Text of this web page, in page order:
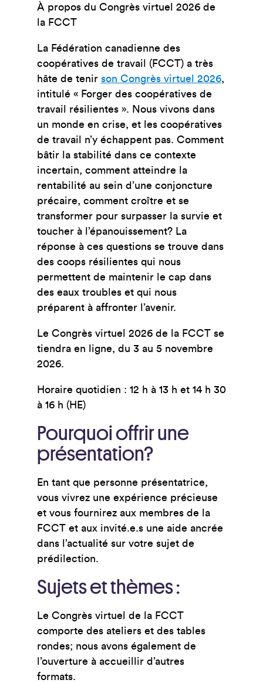
À propos du Congrès virtuel 2026 de
la FCCT
La Fédération canadienne des
coopératives de travail (FCCT) a très
hâte de tenir son Congrès virtuel 2026,
intitulé « Forger des coopératives de
travail résilientes ». Nous vivons dans
un monde en crise, et les coopératives
de travail n’y échappent pas. Comment
bâtir la stabilité dans ce contexte
incertain, comment atteindre la
rentabilité au sein d’une conjoncture
précaire, comment croître et se
transformer pour surpasser la survie et
toucher à l’épanouissement? La
réponse à ces questions se trouve dans
des coops résilientes qui nous
permettent de maintenir le cap dans
des eaux troubles et qui nous
préparent à affronter l’avenir.
Le Congrès virtuel 2026 de la FCCT se
tiendra en ligne, du 3 au 5 novembre
2026.
Horaire quotidien : 12 h à 13 h et 14 h 30
à 16 h (HE)
Pourquoi offrir une
présentation?
En tant que personne présentatrice,
vous vivrez une expérience précieuse
et vous fournirez aux membres de la
FCCT et aux invité.e.s une aide ancrée
dans l’actualité sur votre sujet de
prédilection.
Sujets et thèmes :
Le Congrès virtuel de la FCCT
comporte des ateliers et des tables
rondes; nous avons également de
l’ouverture à accueillir d’autres
formats.